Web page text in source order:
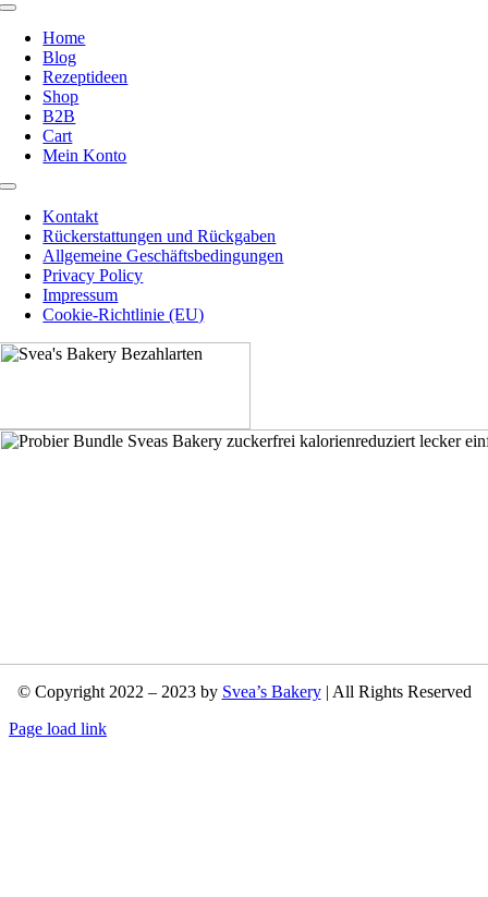
Toggle
NavigationHome
Blog
Rezeptideen
Shop
B2B
Cart
Mein Konto
Toggle
NavigationKontakt
Rückerstattungen und Rückgaben
Allgemeine Geschäftsbedingungen
Privacy Policy
Impressum
Cookie-Richtlinie (EU)
© Copyright 2022 – 2023 by Svea’s Bakery| All Rights Reserved
Page load link